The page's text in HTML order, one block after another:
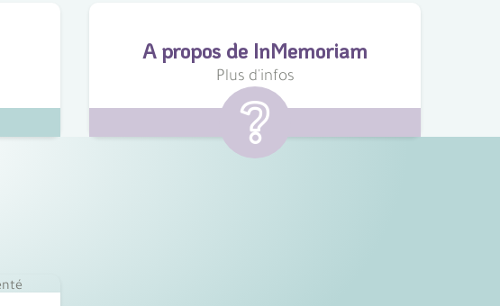
A propos de InMemoriam
Plus d'infos